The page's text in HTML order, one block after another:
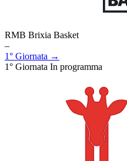
RMB Brixia Basket
–
1° Giornata →
1° Giornata In programma